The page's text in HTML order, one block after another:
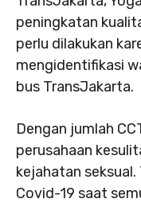
peningkatan
perlu dilakukan
mengidentifikasi
bus TransJakarta.
Dengan jumlah
perusahaan
kejahatan
Covid-19 saat